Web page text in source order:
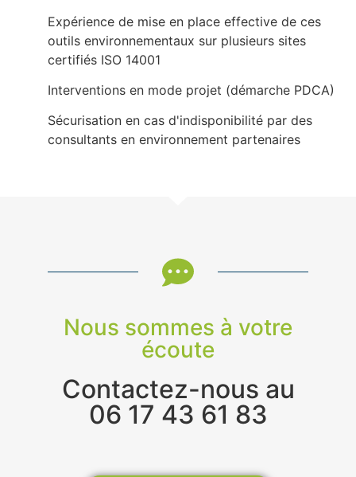
Expérience de mise en place effective de ces
outils environnementaux sur plusieurs sites
certifiés ISO 14001
Interventions en mode projet (démarche PDCA)
Sécurisation en cas d'indisponibilité par des
consultants en environnement partenaires
Nous sommes à votre
écoute
Contactez-nous au
06 17 43 61 83